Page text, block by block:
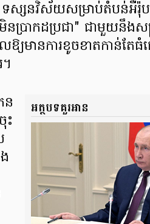
ស្សនវិស័យសម្រាប់តំបន់អឺរ៉ុ
ប្រាកដប្រជា" ជាមួយនឹងស
យមានការខូចខាតកាន់តែធំ
អត្ថបទគួរអាន
ន
ះ